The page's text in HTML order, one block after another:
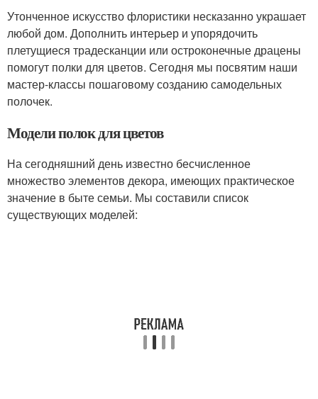
Утонченное искусство флористики несказанно украшает
любой дом. Дополнить интерьер и упорядочить
плетущиеся традесканции или остроконечные драцены
помогут полки для цветов. Сегодня мы посвятим наши
мастер-классы пошаговому созданию самодельных
полочек.
Модели полок для цветов
На сегодняшний день известно бесчисленное
множество элементов декора, имеющих практическое
значение в быте семьи. Мы составили список
существующих моделей: